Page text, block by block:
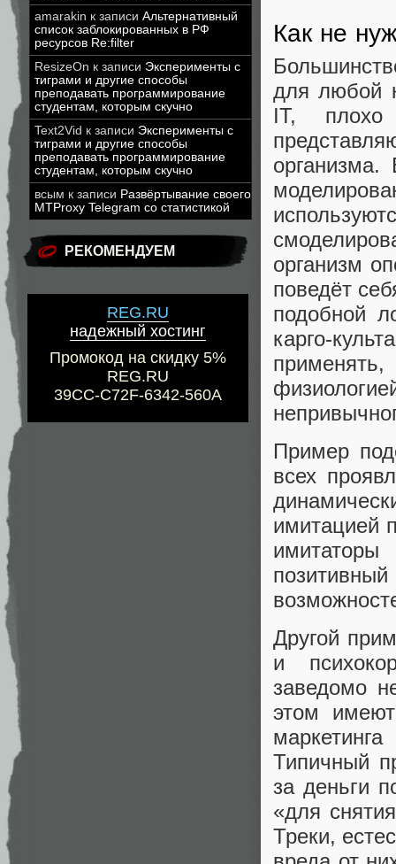
amarakin к записи Альтернативный
список заблокированных в РФ
ресурсов Re:filter
ResizeOn к записи Эксперименты с
тиграми и другие способы
преподавать программирование
студентам, которым скучно
Text2Vid к записи Эксперименты с
тиграми и другие способы
преподавать программирование
студентам, которым скучно
всым к записи Развёртывание своего
MTProxy Telegram со статистикой
РЕКОМЕНДУЕМ
REG.RU
надежный хостинг
Промокод на скидку 5%
REG.RU
39CC-C72F-6342-560A
Как не
для любой
IT,
организма.
организм
поведёт
подобной
карго-
Пример
всех
имитацией
Другой
и
заведомо
этом
Типичный
за деньги
«для
Треки,